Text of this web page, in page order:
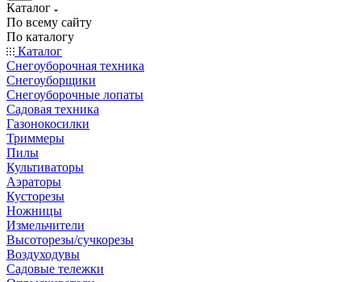
Каталог
По всему сайту
По каталогу
Каталог
Снегоуборочная техника
Снегоуборщики
Снегоуборочные лопаты
Садовая техника
Газонокосилки
Триммеры
Пилы
Культиваторы
Аэраторы
Кусторезы
Ножницы
Измельчители
Высоторезы/сучкорезы
Воздуходувы
Садовые тележки